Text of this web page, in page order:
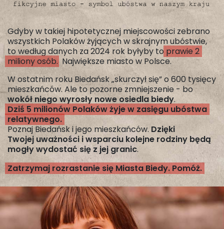
Gdyby w takiej hipotetycznej miejscowości zebrano
wszystkich Polaków żyjących w skrajnym ubóstwie,
to według danych za 2024 rok byłyby to prawie 2
miliony osób. Największe miasto w Polsce.
W ostatnim roku Biedańsk „skurczył się” o 600 tysięcy
mieszkańców. Ale to pozorne zmniejszenie - bo
wokół niego wyrosły nowe osiedla biedy.
Dziś 5 milionów Polaków żyje w zasięgu ubóstwa
relatywnego.
Poznaj Biedańsk i jego mieszkańców. Dzięki
Twojej uważności i wsparciu kolejne rodziny będą
mogły wydostać się z jej granic.
Zatrzymaj rozrastanie się Miasta Biedy. Pomóż.